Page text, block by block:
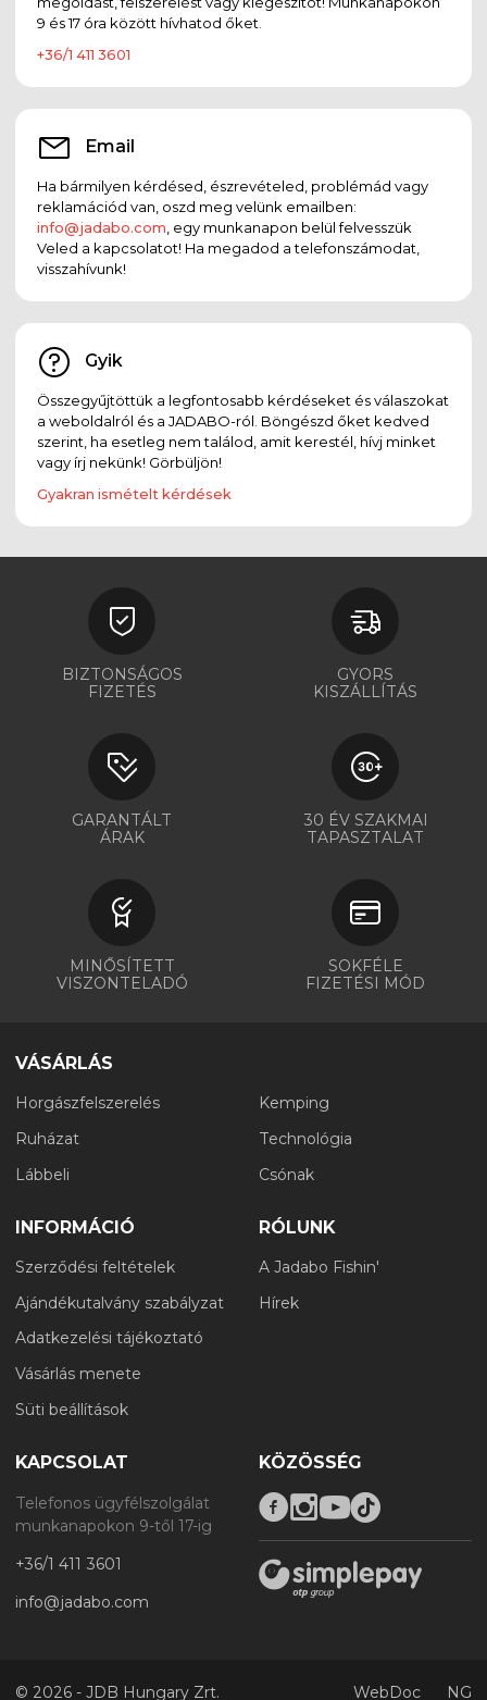
9 és 17 óra között hívhatod őket.
+36/1 411 3601
Email
Ha bármilyen kérdésed, észrevételed, problémád vagy
reklamációd van, oszd meg velünk emailben:
info@jadabo.com , egy munkanapon belül felvesszük
Veled a kapcsolatot! Ha megadod a telefonszámodat,
visszahívunk!
Gyik
Összegyűjtöttük a legfontosabb kérdéseket és válaszokat
a weboldalról és a JADABO-ról. Böngészd őket kedved
szerint, ha esetleg nem találod, amit kerestél, hívj minket
vagy írj nekünk! Görbüljön!
Gyakran ismételt kérdések
BIZTONSÁGOS
FIZETÉS
GYORS
KISZÁLLÍTÁS
GARANTÁLT
ÁRAK
30 ÉV SZAKMAI
TAPASZTALAT
MINŐSÍTETT
VISZONTELADÓ
SOKFÉLE
FIZETÉSI MÓD
VÁSÁRLÁS
Horgászfelszerelés
Ruházat
Lábbeli
Kemping
Technológia
Csónak
INFORMÁCIÓ
Szerződési feltételek
Ajándékutalvány szabályzat
Adatkezelési tájékoztató
Vásárlás menete
Süti beállítások
RÓLUNK
A Jadabo Fishin'
Hírek
KAPCSOLAT
Telefonos ügyfélszolgálat
munkanapokon 9-től 17-ig
+36/1 411 3601
info@jadabo.com
KÖZÖSSÉG
© 2026 - JDB Hungary Zrt. WebDoc NG